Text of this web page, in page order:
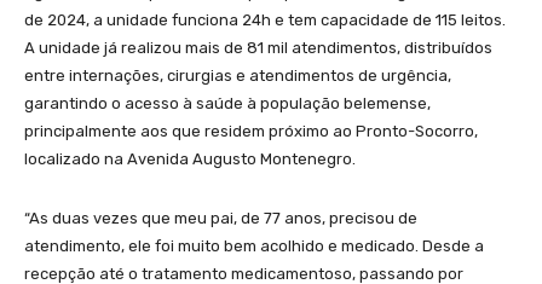
de 2024, a unidade funciona 24h e tem capacidade de 115 leitos.
A unidade já realizou mais de 81 mil atendimentos, distribuídos
entre internações, cirurgias e atendimentos de urgência,
garantindo o acesso à saúde à população belemense,
principalmente aos que residem próximo ao Pronto-Socorro,
localizado na Avenida Augusto Montenegro.
“As duas vezes que meu pai, de 77 anos, precisou de
atendimento, ele foi muito bem acolhido e medicado. Desde a
recepção até o tratamento medicamentoso, passando por